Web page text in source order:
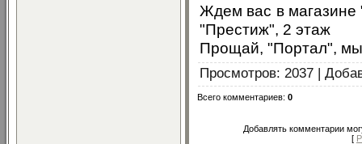
Ждем вас в
"Престиж", 2 этаж
Прощай, "Портал", мы
Просмотров: 2037 |
Всего комментариев: 0
Добавлять комментарии
[